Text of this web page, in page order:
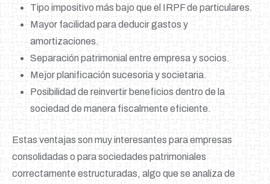
Tipo impositivo más bajo que el IRPF de particulares.
Mayor facilidad para deducir gastos y
amortizaciones.
Separación patrimonial entre empresa y socios.
Mejor planificación sucesoria y societaria.
Posibilidad de reinvertir beneficios dentro de la
sociedad de manera fiscalmente eficiente.
Estas ventajas son muy interesantes para empresas
consolidadas o para sociedades patrimoniales
correctamente estructuradas, algo que se analiza de